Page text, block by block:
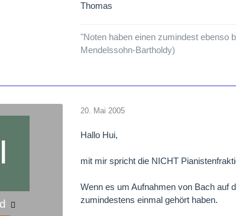
Thomas
"Noten haben einen zumindest ebenso
Mendelssohn-Bartholdy)
20. Mai 2005
Hallo Hui,
mit mir spricht die NICHT
Wenn es um Aufnahmen von Bach auf
zumindestens einmal gehört haben.